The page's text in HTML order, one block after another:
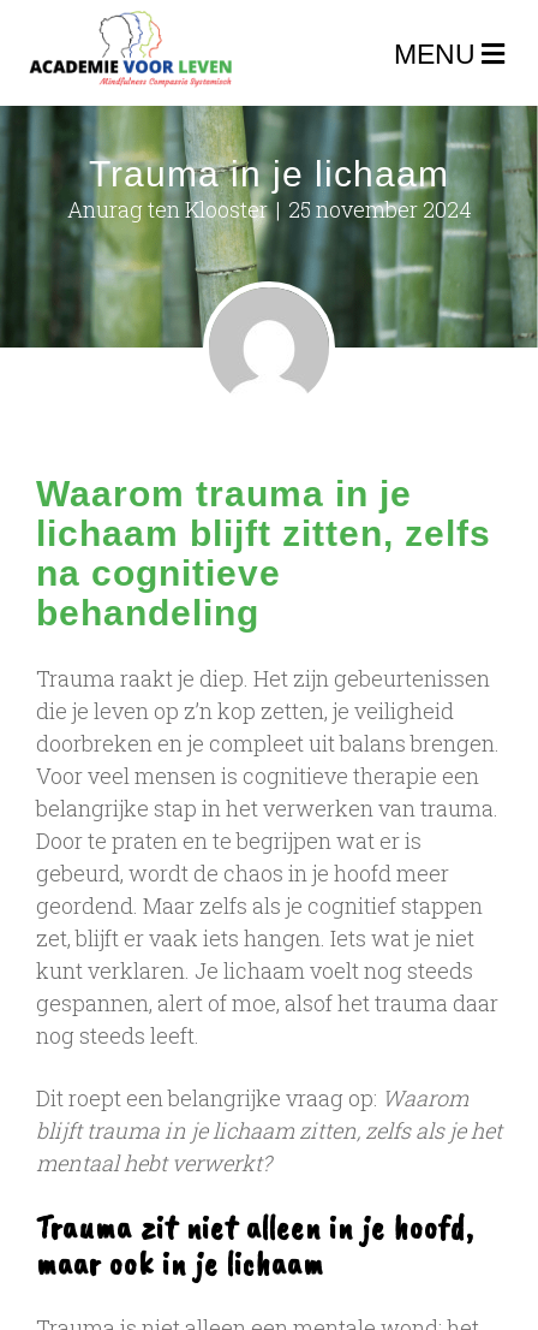
Trauma in je lichaam
Anurag ten Klooster | 25 november 2024
Waarom trauma in je
lichaam blijft zitten, zelfs
na cognitieve
behandeling
Trauma raakt je diep. Het zijn gebeurtenissen
die je leven op z’n kop zetten, je veiligheid
doorbreken en je compleet uit balans brengen.
Voor veel mensen is cognitieve therapie een
belangrijke stap in het verwerken van trauma.
Door te praten en te begrijpen wat er is
gebeurd, wordt de chaos in je hoofd meer
geordend. Maar zelfs als je cognitief stappen
zet, blijft er vaak iets hangen. Iets wat je niet
kunt verklaren. Je lichaam voelt nog steeds
gespannen, alert of moe, alsof het trauma daar
nog steeds leeft.
Dit roept een belangrijke vraag op: Waarom
blijft trauma in je lichaam zitten, zelfs als je het
mentaal hebt verwerkt?
Trauma zit niet alleen in je hoofd,
maar ook in je lichaam